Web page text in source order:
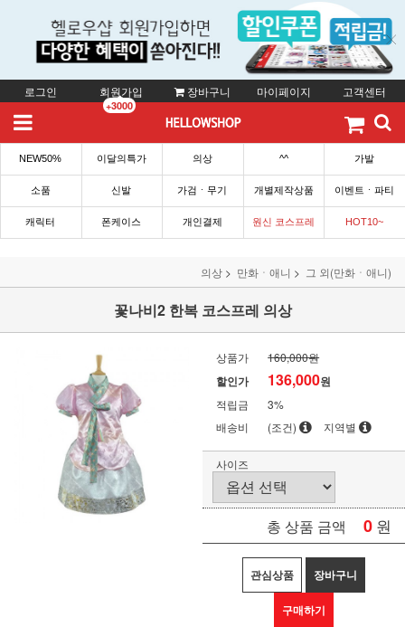
로그인 회원가입
+3000
장바구니 마이페이지 고객센터
NEW50% 이달의특가 의상 ^^ 가발
소품 신발 가검ㆍ무기 개별제작상품 이벤트ㆍ파티
캐릭터 폰케이스 개인결제 원신 코스프레 HOT10~
의상 만화ㆍ애니 그 외(만화ㆍ애니)
꽃나비2 한복 코스프레 의상
상품가 160,000원
할인가 136,000원
적립금
3%
배송비
(조건) 지역별
사이즈
총 상품 금액 0 원
관심상품 장바구니
구매하기